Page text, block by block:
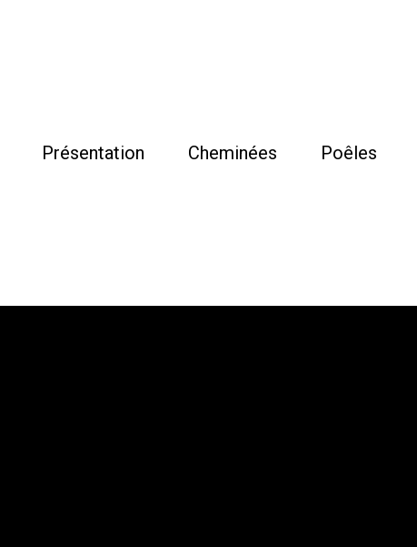
Présentation Cheminées Poêles